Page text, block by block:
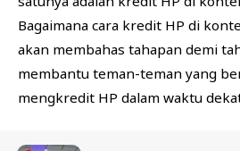
Bagaimana cara kredit HP di
akan membahas tahapan demi
membantu teman-teman yang
mengkredit HP dalam waktu